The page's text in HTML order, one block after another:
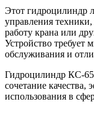
Этот гидроцилиндр
управления
работу крана или
Устройство требует
обслуживания и
Гидроцилиндр КС-
сочетание качества,
использования в